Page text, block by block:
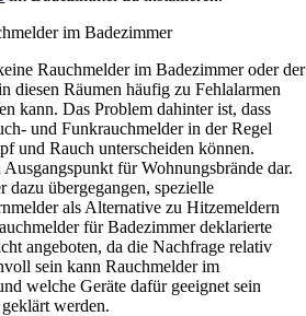
Rauchmelder im Badezimmer oder der
diesen Räumen häufig zu Fehlalarmen
kann. Das Problem dahinter ist, dass
und Funkrauchmelder in der Regel
und Rauch unterscheiden können.
für Wohnungsbrände dar.
dazu übergegangen, spezielle
als Alternative zu Hitzemeldern
für Badezimmer deklarierte
angeboten, da die Nachfrage relativ
sein kann Rauchmelder im
welche Geräte dafür geeignet sein
werden.